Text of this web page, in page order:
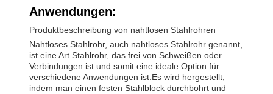
Anwendungen:
Produktbeschreibung von nahtlosen Stahlrohren
Nahtloses Stahlrohr, auch nahtloses Stahlrohr genannt,
ist eine Art Stahlrohr, das frei von Schweißen oder
Verbindungen ist und somit eine ideale Option für
verschiedene Anwendungen ist.Es wird hergestellt,
indem man einen festen Stahlblock durchbohrt und